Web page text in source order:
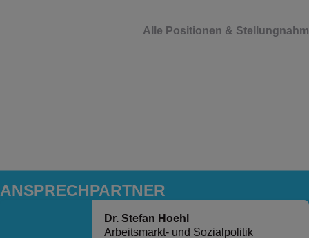
Alle Positionen &
ANSPRECH­PARTNER
Dr. Stefan Hoehl
Arbeitsmarkt- und Sozialpolitik